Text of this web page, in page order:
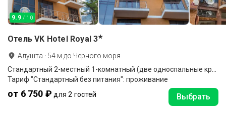
9.9 / 10
Отель VK Hotel Royal 3★
Алушта · 54 м до Черного моря
Тариф "Стандартный без питания": проживание
от 6 750 ₽ для 2 гостей Выбрать